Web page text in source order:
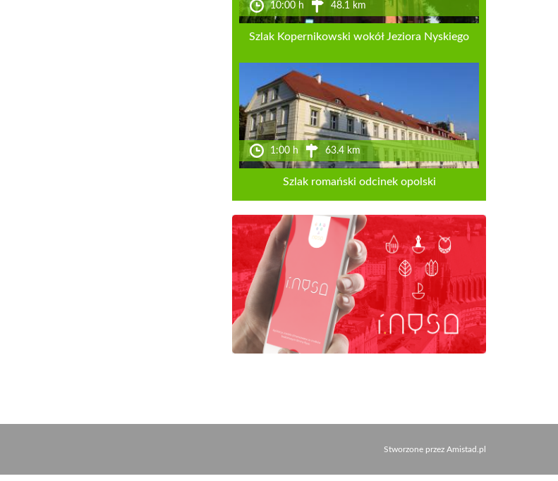
10:00 h 48.1 km
Szlak Kopernikowski wokół Jeziora Nyskiego
1:00 h 63.4 km
Szlak romański odcinek opolski
Stworzone przez Amistad.pl